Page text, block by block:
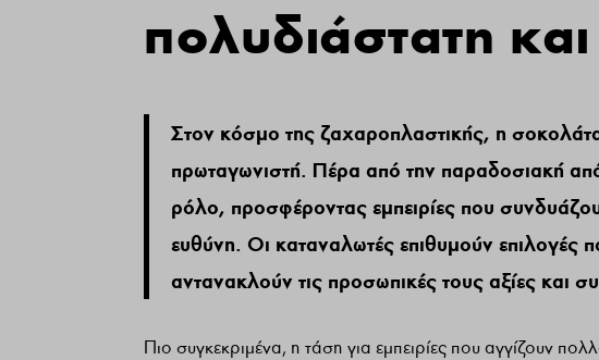
πολυδιάστατη
Στον κόσμο της ζαχαροπλαστικής, η
πρωταγωνιστή. Πέρα από την παραδοσιακή
ρόλο, προσφέροντας εμπειρίες που
ευθύνη. Οι καταναλωτές επιθυμούν επιλογές
αντανακλούν τις προσωπικές τους αξίες και
Πιο συγκεκριμένα, η τάση για εμπειρίες που αγγίζουν